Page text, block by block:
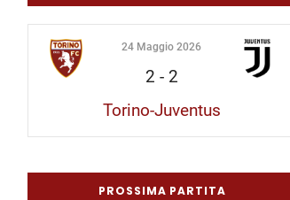
24 Maggio 2026
2 - 2
Torino-Juventus
PROSSIMA PARTITA